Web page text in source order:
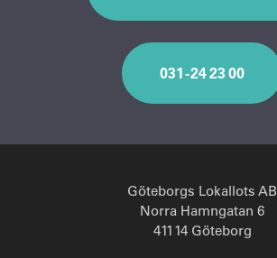
031 - 24 23 00
Göteborgs Lokallots AB
Norra Hamngatan 6
411 14 Göteborg